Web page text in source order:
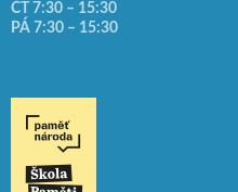
ČT 7:30 – 15:30
PÁ 7:30 – 15:30